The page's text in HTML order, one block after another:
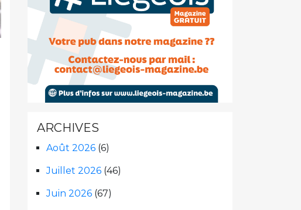
ARCHIVES
Août 2026 (6)
Juillet 2026 (46)
Juin 2026 (67)